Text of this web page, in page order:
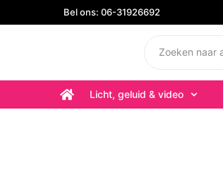
Bel ons: 06-31926692
Licht, geluid & video